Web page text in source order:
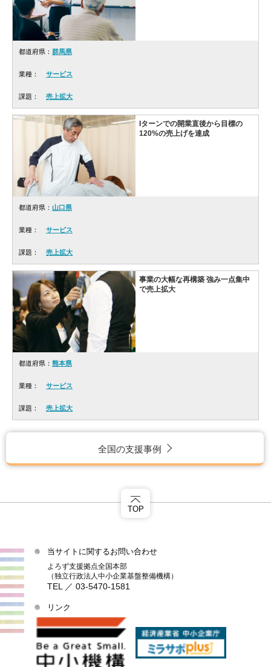
都道府県： 群馬県
業種： サービス
課題： 売上拡大
Iターンでの開業直後から目標の
120%の売上げを達成
都道府県： 山口県
業種： サービス
課題： 売上拡大
事業の大幅な再構築 強み一点集中
で売上拡大
都道府県： 熊本県
業種： サービス
課題： 売上拡大
全国の支援事例
当サイトに関するお問い合わせ
よろず支援拠点全国本部
（独立行政法人中小企業基盤整備機構）
TEL ／ 03-5470-1581
リンク
TOP